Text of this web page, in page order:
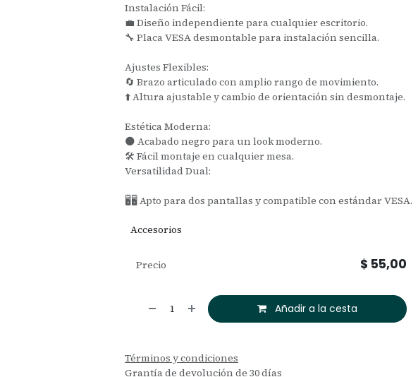
Instalación Fácil:
💼 Diseño independiente para cualquier escritorio.
🔧 Placa VESA desmontable para instalación sencilla.
Ajustes Flexibles:
🔄 Brazo articulado con amplio rango de movimiento.
⬆️ Altura ajustable y cambio de orientación sin desmontaje.
Estética Moderna:
🌑 Acabado negro para un look moderno.
🛠️ Fácil montaje en cualquier mesa.
Versatilidad Dual:
🖥️🖥️ Apto para dos pantallas y compatible con estándar VESA.
Accesorios
Añadir a la cesta
Precio $ 55,00
Términos y condiciones
Grantía de devolución de 30 días